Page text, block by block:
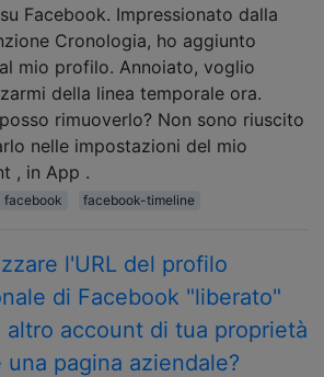
Facebook. Impressionato dalla
Cronologia, ho aggiunto
mio profilo. Annoiato, voglio
della linea temporale ora.
rimuoverlo? Non sono riuscito
nelle impostazioni del mio
, in App .
facebook facebook-timeline
l'URL del profilo
di Facebook "liberato"
altro account di tua proprietà
una pagina aziendale?